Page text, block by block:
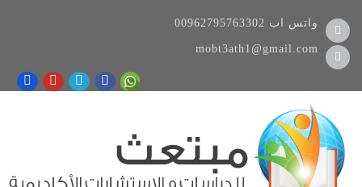
00962795763302 واتس اب
mobt3ath1@gmail.com